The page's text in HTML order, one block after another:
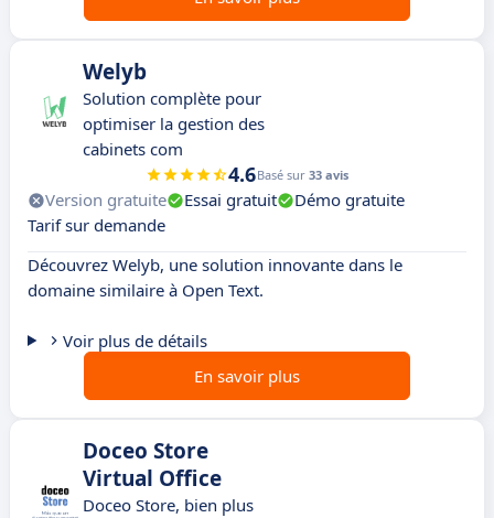
Welyb
Solution complète pour
optimiser la gestion des
cabinets com
4.6Basé sur 33 avis
Version gratuite Essai gratuit
Démo gratuite
Tarif sur demande
Découvrez Welyb, une solution innovante dans le
domaine similaire à Open Text.
Voir plus de détails
En savoir plus
Doceo Store
Virtual Office
Doceo Store, bien plus